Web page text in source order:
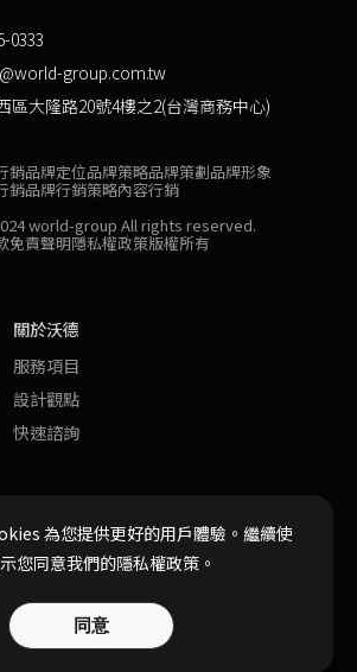
0333
group.com.tw
區大隆路20號4樓之2(台灣商務中心)
銷品牌定位品牌策略品牌策劃品牌形象
銷品牌行銷策略內容行銷
world-group All rights reserved.
免責聲明隱私權政策版權所有
關於沃德
服務項目
設計觀點
快速諮詢
為您提供更好的用戶體驗。 繼續使
您同意我們的隱私權政策。
同意